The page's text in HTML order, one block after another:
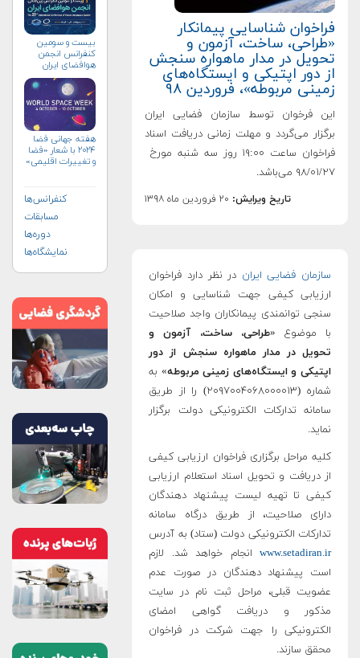
شناسایی پیمانکار
ساخت، آزمون و
در مدار ماهواره سنجش
دور اپتیکی و ایستگاه‌های
مربوطه»، فروردین ۹۸
فرخوان توسط سازمان فضایی ایران
می‌گردد و مهلت زمانی دریافت اسناد
فراخوان ساعت ۱۹:۰۰ روز سه شنبه مورخ
۲۷ می‌باشد.
تاریخ ویرایش:۲۰ فروردین ماه ۱۳۹۸
فضایی ایراندر نظر دارد فراخوان
کیفی جهت شناسایی و امکان
توانمندی پیمانکاران واجد صلاحیت
موضوع «طراحی، ساخت، آزمون و
در مدار ماهواره سنجش از دور
و ایستگاه‌های زمینی مربوطه » به
شماره (۲۰۹۷۰۰۴۰۶۸۰۰۰۰۱۳) را از طریق
تدارکات الکترونیکی دولت برگزار
مراحل برگزاری فراخوان ارزیابی کیفی
دریافت و تحویل اسناد استعلام ارزیابی
تا تهیه لیست پیشنهاد دهندگان
صلاحیت، از طریق درگاه سامانه
الکترونیکی دولت (ستاد) به آدرس
انجام خواهد شد. لازم
پیشنهاد دهندگان در صورت عدم
قبلی، مراحل ثبت نام در سایت
و دریافت گواهی امضای
را جهت شرکت در فراخوان
سازند.
بیست و سومین
کنفرانس انجمن
هوافضای ايران
هفته جهانی فضا
۲۰۲۴ با شعار «فضا
و تغییرات اقلیمی»
کنفرانس‌ها
نمایشگاه‌ها